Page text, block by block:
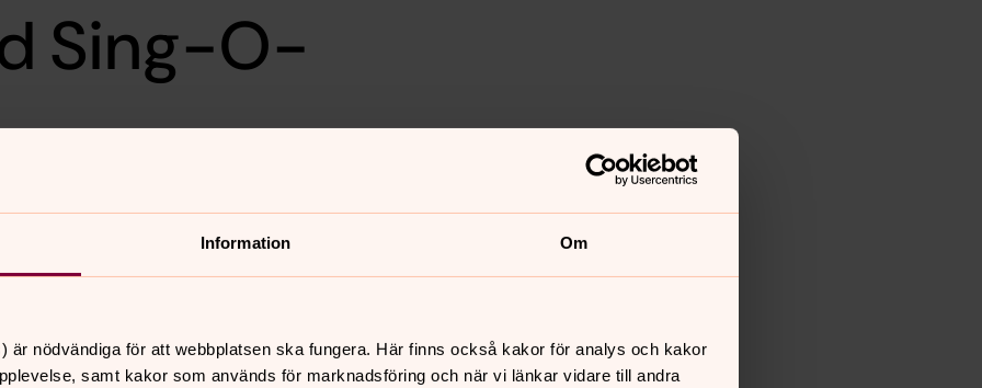
Information Om
är nödvändiga för att webbplatsen ska fungera. Här finns också kakor för analys och kakor
samt kakor som används för marknadsföring och när vi länkar vidare till andra
Sing-O-
Kom och lyssna till
du också i allsång och
på sista sopplunchen för